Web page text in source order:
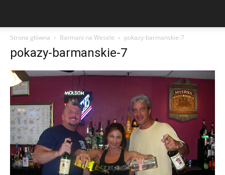
Strona główna Barmani na Wesele pokazy-barmanskie-7
pokazy-barmanskie-7